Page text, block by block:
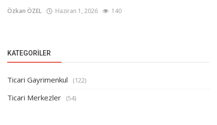
Özkan ÖZEL Haziran 1, 2026 140
KATEGORILER
Ticari Gayrimenkul (122)
Ticari Merkezler (54)